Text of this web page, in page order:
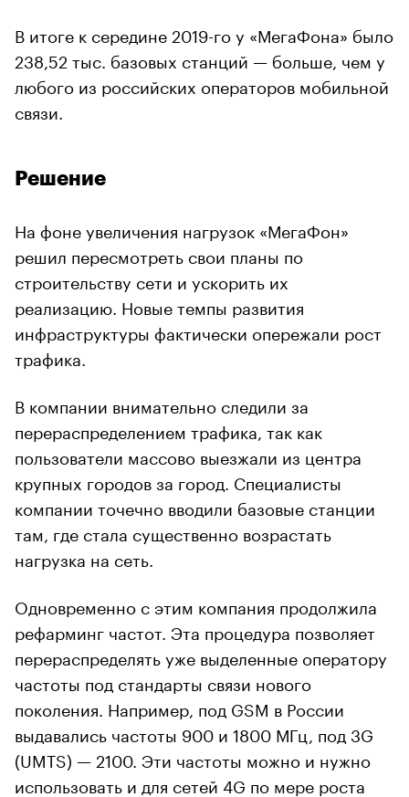
В итоге к середине 2019-го у «МегаФона» было
238,52 тыс. базовых станций — больше, чем у
любого из российских операторов мобильной
связи.
Решение
На фоне увеличения нагрузок «МегаФон»
решил пересмотреть свои планы по
строительству сети и ускорить их
реализацию. Новые темпы развития
инфраструктуры фактически опережали рост
трафика.
В компании внимательно следили за
перераспределением трафика, так как
пользователи массово выезжали из центра
крупных городов за город. Специалисты
компании точечно вводили базовые станции
там, где стала существенно возрастать
нагрузка на сеть.
Одновременно с этим компания продолжила
рефарминг частот. Эта процедура позволяет
перераспределять уже выделенные оператору
частоты под стандарты связи нового
поколения. Например, под GSM в России
выдавались частоты 900 и 1800 МГц, под 3G
(UMTS) — 2100. Эти частоты можно и нужно
использовать и для сетей 4G по мере роста